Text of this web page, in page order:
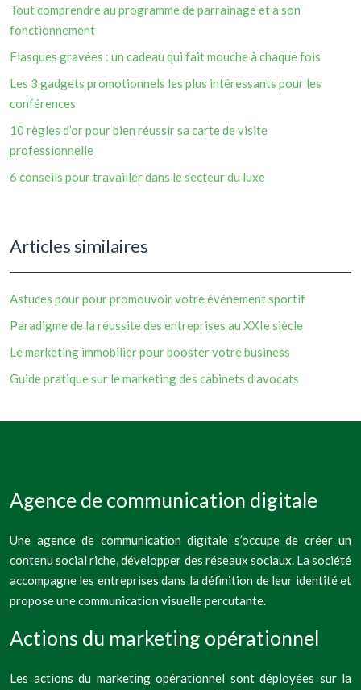
Tout comprendre au programme de parrainage et à son
fonctionnement
Flasques gravées : un cadeau qui fait mouche à chaque fois
Les 3 gadgets promotionnels les plus intéressants pour les
conférences
10 règles d’or pour bien réussir sa carte de visite
professionnelle
6 conseils pour travailler dans le secteur du luxe
Articles similaires
Astuces pour pour promouvoir votre événement sportif
Paradigme de la réussite des entreprises au XXIe siècle
Le marketing immobilier pour booster votre business
Guide pratique sur le marketing des cabinets d’avocats
Agence de communication digitale
Une agence de communication digitale s’occupe de créer un
contenu social riche, développer des réseaux sociaux. La société
accompagne les entreprises dans la définition de leur identité et
propose une communication visuelle percutante.
Actions du marketing opérationnel
Les actions du marketing opérationnel sont déployées sur la